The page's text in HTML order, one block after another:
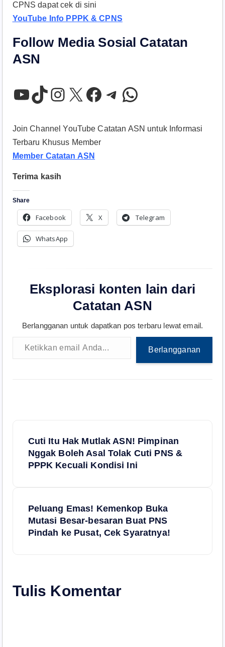
CPNS dapat cek di sini
YouTube Info PPPK & CPNS
Follow Media Sosial Catatan
ASN
YouTube TikTok Instagram X Facebook Telegram WhatsApp
Join Channel YouTube Catatan ASN untuk Informasi
Terbaru Khusus Member
Member Catatan ASN
Terima kasih
Share
Facebook X Telegram
WhatsApp
Eksplorasi konten lain dari
Catatan ASN
Berlangganan untuk dapatkan pos terbaru lewat email.
Ketikkan email Anda...
Berlangganan
s
Cuti Itu Hak Mutlak ASN! Pimpinan
Nggak Boleh Asal Tolak Cuti PNS &
PPPK Kecuali Kondisi Ini
Peluang Emas! Kemenkop Buka
Mutasi Besar-besaran Buat PNS
Pindah ke Pusat, Cek Syaratnya!
Tulis Komentar